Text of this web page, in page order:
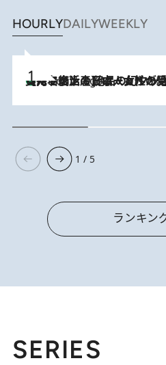
HOURLYDAILYWEEKLY
4 Hours Ago
【ハワイ土産】ローカルの絶大な支持で復活！ 絶品の幻クッキー《元ファンの日本人女性が受け継いだ名店》
1 / 5
ランキン
SERIES